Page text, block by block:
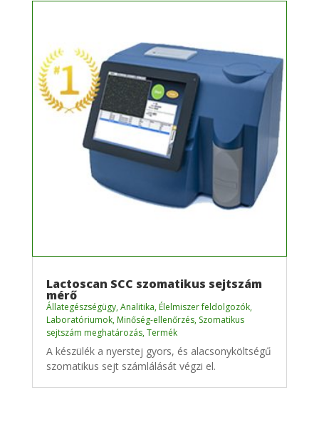
Lactoscan SCC szomatikus sejtszám
mérő
Állategészségügy,Analitika, Élelmiszer feldolgozók,
Laboratóriumok, Minőség-ellenőrzés, Szomatikus
sejtszám meghatározás,Termék
A készülék a nyerstej gyors, és alacsonyköltségű
szomatikus sejt számlálását végzi el.